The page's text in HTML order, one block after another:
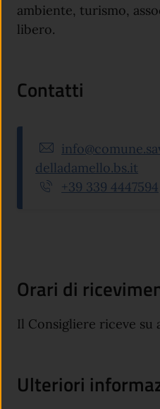
ambiente, turismo,
libero.
Contatti
delladamello.bs.it
+39 339 4447594
Orari di
Il Consigliere riceve su
Ulteriori